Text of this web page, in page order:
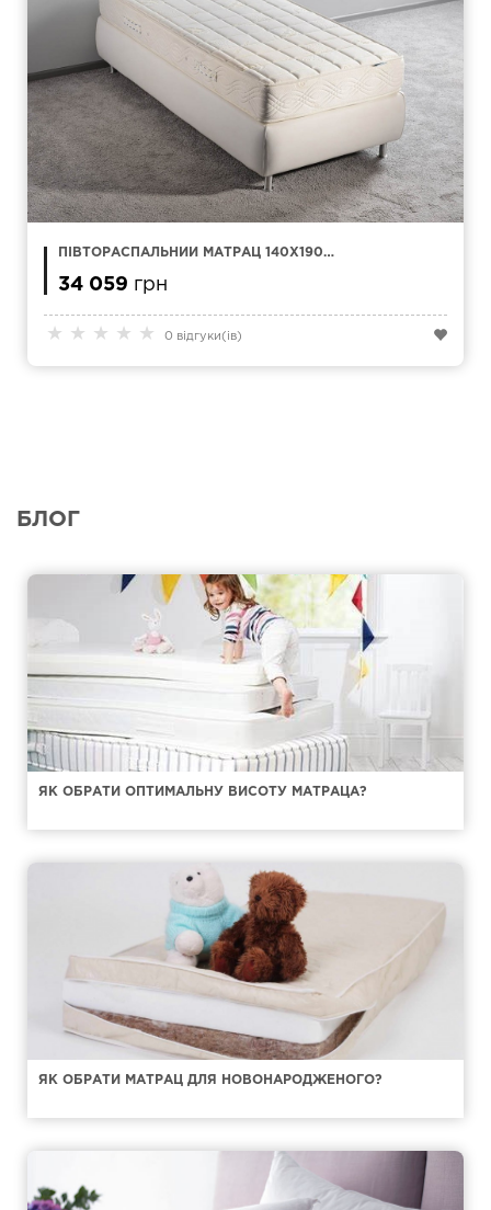
★ ★ ★ ★ ★ 0 відгуки(ів)
ПІВТОРАСПАЛЬНИЙ МАТРАЦ 140Х190
34 059 грн
БЛОГ
ЯК ОБРАТИ ОПТИМАЛЬНУ ВИСОТУ МАТРАЦА?
ЯК ОБРАТИ МАТРАЦ ДЛЯ НОВОНАРОДЖЕНОГО?